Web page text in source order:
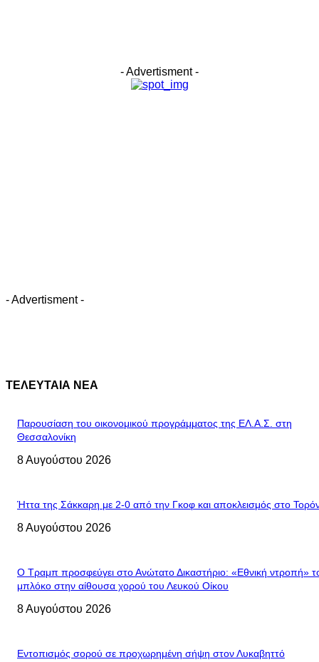
- Advertisment -
- Advertisment -
ΤΕΛΕΥΤΑΙΑ ΝΕΑ
Παρουσίαση του οικονομικού προγράμματος της ΕΛ.Α.Σ. στη
Θεσσαλονίκη
8 Αυγούστου 2026
Ήττα της Σάκκαρη με 2-0 από την Γκοφ και αποκλεισμός στο
8 Αυγούστου 2026
Ο Τραμπ προσφεύγει στο Ανώτατο Δικαστήριο: «Εθνική ντροπή»
μπλόκο στην αίθουσα χορού του Λευκού Οίκου
8 Αυγούστου 2026
Εντοπισμός σορού σε προχωρημένη σήψη στον Λυκαβηττό